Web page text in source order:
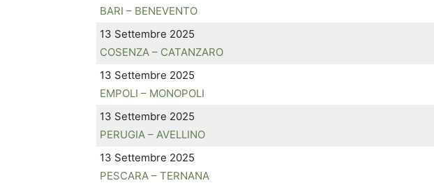
BARI – BENEVENTO
13 Settembre 2025
COSENZA – CATANZARO
13 Settembre 2025
EMPOLI – MONOPOLI
13 Settembre 2025
PERUGIA – AVELLINO
13 Settembre 2025
PESCARA – TERNANA